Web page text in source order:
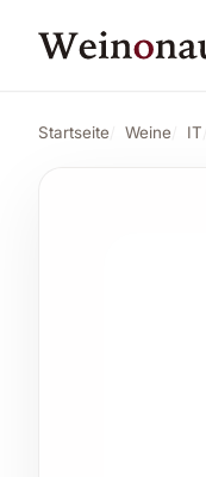
Startseite Weine IT